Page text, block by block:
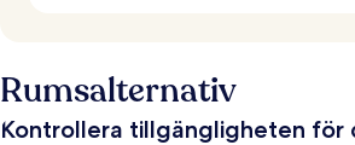
Rumsalternativ
Kontrollera tillgängligheten för